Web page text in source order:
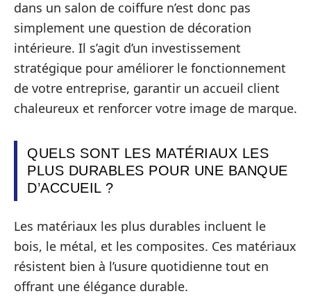
dans un salon de coiffure n’est donc pas
simplement une question de décoration
intérieure. Il s’agit d’un investissement
stratégique pour améliorer le fonctionnement
de votre entreprise, garantir un accueil client
chaleureux et renforcer votre image de marque.
QUELS SONT LES MATÉRIAUX LES
PLUS DURABLES POUR UNE BANQUE
D’ACCUEIL ?
Les matériaux les plus durables incluent le
bois, le métal, et les composites. Ces matériaux
résistent bien à l’usure quotidienne tout en
offrant une élégance durable.